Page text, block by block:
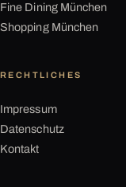
Fine Dining München
Shopping München
RECHTLICHES
Impressum
Datenschutz
Kontakt